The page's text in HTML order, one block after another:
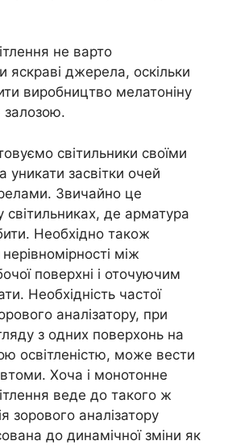
не варто
яскраві джерела, оскільки
виробництво мелатоніну
світильники своїми
уникати засвітки очей
Звичайно це
де арматура
Необхідно також
між
поверхні і оточуючим
Необхідність частої
аналізатору, при
з одних поверхонь на
освітленістю, може вести
Хоча і монотонне
веде до такого ж
зорового аналізатору
до динамічної зміни як